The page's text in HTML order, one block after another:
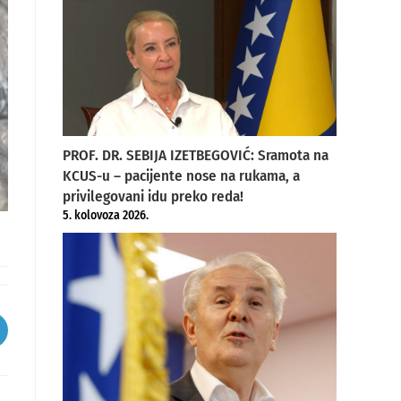
PROF. DR. SEBIJA IZETBEGOVIĆ: Sramota na
KCUS-u – pacijente nose na rukama, a
privilegovani idu preko reda!
5. kolovoza 2026.